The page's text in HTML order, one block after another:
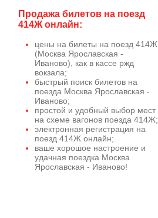
Продажа билетов на поезд
414Ж онлайн:
цены на билеты на поезд 414Ж
(Москва Ярославская -
Иваново), как в кассе ржд
вокзала;
быстрый поиск билетов на
поезда Москва Ярославская -
Иваново;
простой и удобный выбор мест
на схеме вагонов поезда 414Ж;
электронная регистрация на
поезд 414Ж онлайн;
ваше хорошое настроение и
удачная поездка Москва
Ярославская - Иваново!